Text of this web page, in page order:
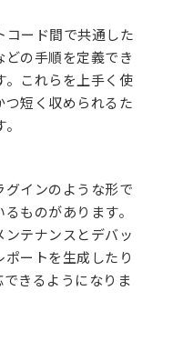
コード間で共通した
の手順を定義でき
。これらを上手く使
つ短く収められるた
グインのような形で
ものがあります。
テナンスとデバッ
ートを生成したり
きるようになりま